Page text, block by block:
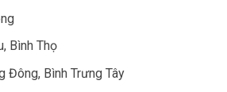
Bình Thọ
Đông, Bình Trưng Tây